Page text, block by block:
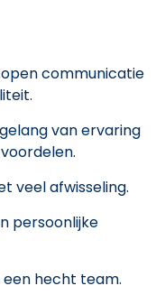
communicatie
van ervaring
veel afwisseling.
persoonlijke
hecht team.